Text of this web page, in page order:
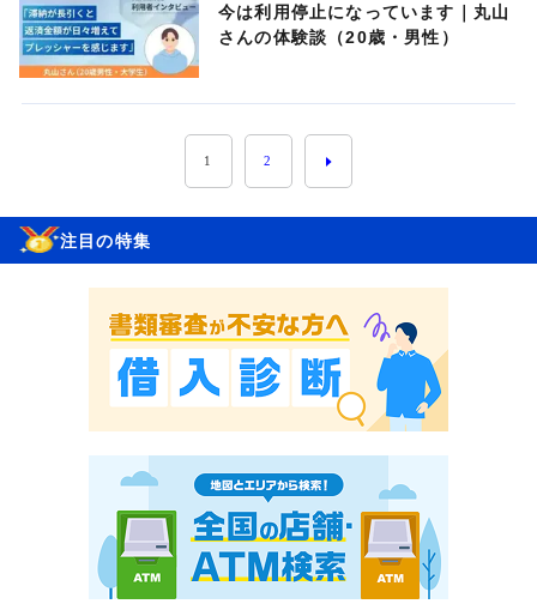
今は利用停止になっています｜丸山
さんの体験談（20歳・男性）
1 2
注目の特集